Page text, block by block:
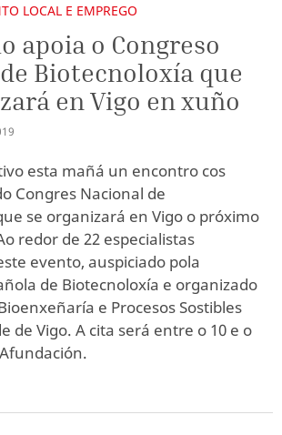
LOCAL E EMPREGO
apoia o Congreso
Biotecnoloxía que
en Vigo en xuño
esta mañá un encontro cos
Congres Nacional de
se organizará en Vigo o próximo
redor de 22 especialistas
evento, auspiciado pola
de Biotecnoloxía e organizado
e Procesos Sostibles
de Vigo. A cita será entre o 10 e o